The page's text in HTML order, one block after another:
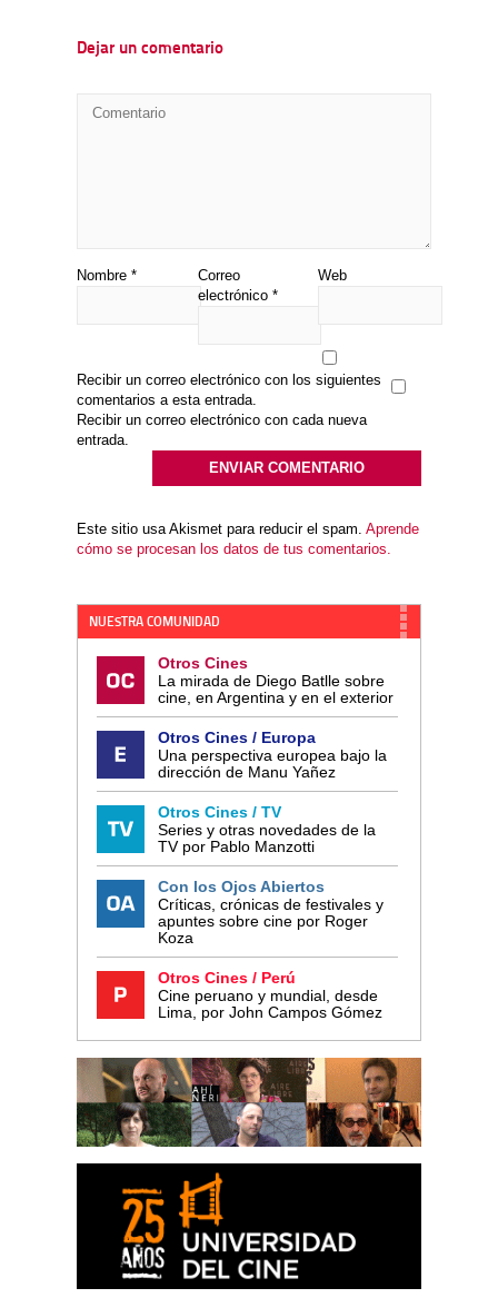
Dejar un comentario
Nombre *
Correo
electrónico *
Web
Recibir un correo electrónico con los siguientes
comentarios a esta entrada.
Recibir un correo electrónico con cada nueva
entrada.
Este sitio usa Akismet para reducir el spam. Aprende
cómo se procesan los datos de tus comentarios.
NUESTRA COMUNIDAD
Otros Cines
La mirada de Diego Batlle sobre
cine, en Argentina y en el exterior
Otros Cines / Europa
Una perspectiva europea bajo la
dirección de Manu Yañez
Otros Cines / TV
Series y otras novedades de la
TV por Pablo Manzotti
Con los Ojos Abiertos
Críticas, crónicas de festivales y
apuntes sobre cine por Roger
Koza
Otros Cines / Perú
Cine peruano y mundial, desde
Lima, por John Campos Gómez